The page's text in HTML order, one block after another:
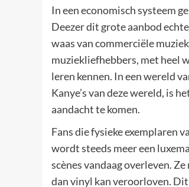
In een economisch systeem
Deezer dit grote aanbod
waas van commerciële
muziekliefhebbers, met heel
leren kennen. In een wereld
Kanye’s van deze wereld, is
aandacht te komen.
Fans die fysieke exemplaren
wordt steeds meer een
scènes vandaag overleven.
dan vinyl kan veroorloven.